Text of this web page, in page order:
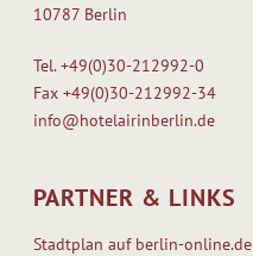
10787 Berlin
Tel.+49(0)30-212992-0
Fax+49(0)30-212992-34
info@hotelairinberlin.de
PARTNER & LINKS
Stadtplan auf berlin-online.de